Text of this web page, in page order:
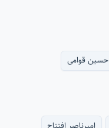
حسین قوامی